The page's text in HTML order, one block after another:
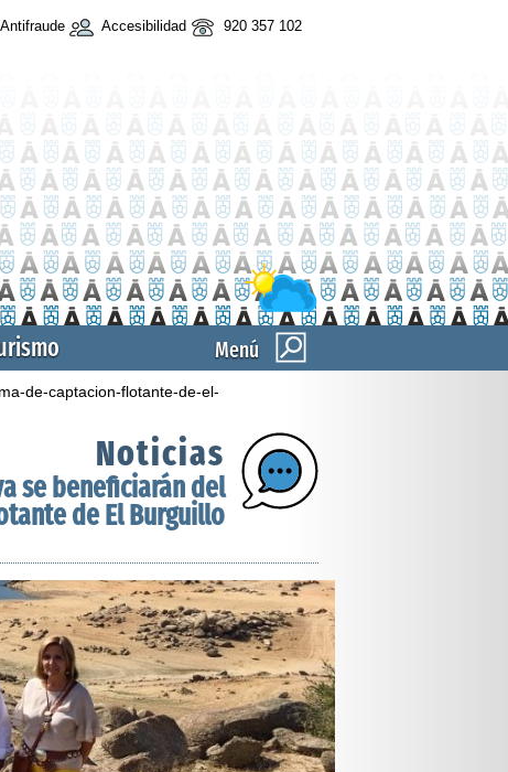
Antifraude Accesibilidad 920 357 102
Menú
de-captacion-flotante-de-el-
Noticias
se beneficiarán del
de El Burguillo